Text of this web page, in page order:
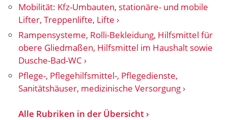
Mobilität: Kfz-Umbauten, stationäre- und mobile
Lifter, Treppenlifte, Lifte
Rampensysteme, Rolli-Bekleidung, Hilfsmittel für
obere Gliedmaßen, Hilfsmittel im Haushalt sowie
Dusche-Bad-WC
Pflege-, Pflegehilfsmittel-, Pflegedienste,
Sanitätshäuser, medizinische Versorgung
Alle Rubriken in der Übersicht